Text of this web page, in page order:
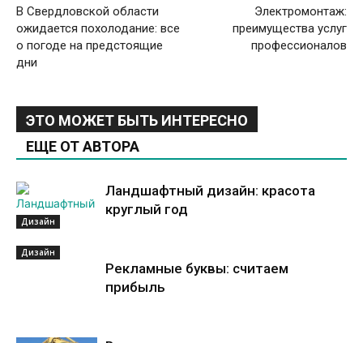
В Свердловской области
ожидается похолодание: все
о погоде на предстоящие
дни
Электромонтаж:
преимущества услуг
профессионалов
ЭТО МОЖЕТ БЫТЬ ИНТЕРЕСНО
ЕЩЕ ОТ АВТОРА
Дизайн
Ландшафтный дизайн: красота
круглый год
Дизайн
Рекламные буквы: считаем
прибыль